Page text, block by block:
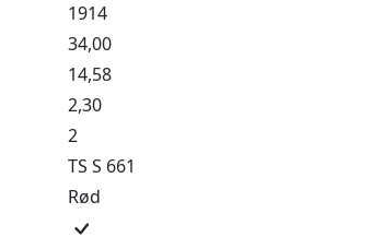
1914
34,00
14,58
2,30
2
TS S 661
Rød